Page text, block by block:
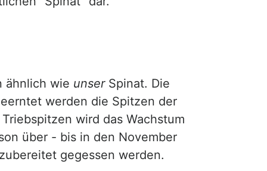
ähnlich wie unserSpinat. Die
werden die Spitzen der
wird das Wachstum
über - bis in den November
gegessen werden.